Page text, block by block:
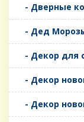
- Дверные
- Дед
- Декор для
- Декор
- Декор